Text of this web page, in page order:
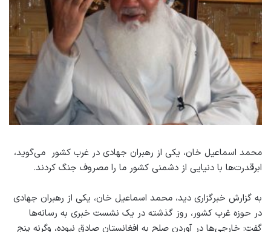
محمد اسماعیل خان، یکی از رهبران جهادی در غرب کشور می‌گوید،
ابرقدرت‌ها با دنیایی از دشمنی کشور ما را مصروف جنگ کردند.
به گزارش خبرگزاری دید، محمد اسماعیل خان، یکی از رهبران جهادی
در حوزه غرب کشور، روز گذشته در یک نشست خبری به رسانه‌ها
گفت: خارجی‌ها در آوردن صلح به افغانستان صادق نبوده، وگرنه پنج